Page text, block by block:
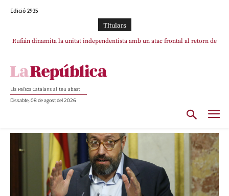
Edició 2935
TItulars
Rufián dinamita la unitat independentista amb un atac frontal al retorn de
Puigdemont reivindica la transparència del seu retorn i manté el pols ferm
Els Països Catalans al teu abast
Dissabte, 08 de agost del 2026